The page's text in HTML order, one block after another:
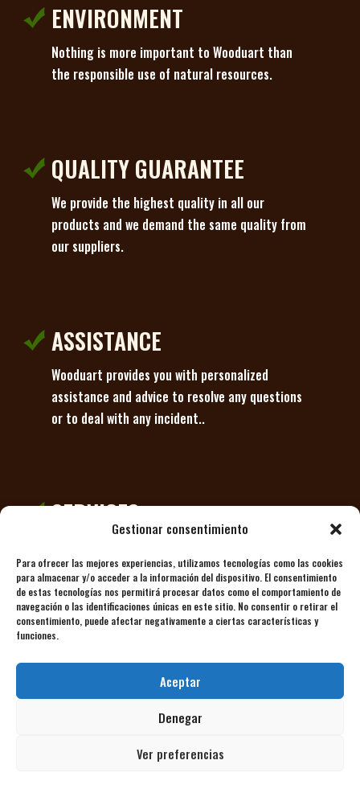
Gestionar consentimiento
Para ofrecer las mejores experiencias, utilizamos tecnologías como las cookies
para almacenar y/o acceder a la información del dispositivo. El consentimiento
de estas tecnologías nos permitirá procesar datos como el comportamiento de
navegación o las identificaciones únicas en este sitio. No consentir o retirar el
consentimiento, puede afectar negativamente a ciertas características y
funciones.
Aceptar
Denegar
Ver preferencias
ENVIRONMENT
Nothing is more important to Wooduart than
the responsible use of natural resources.
QUALITY GUARANTEE
We provide the highest quality in all our
products and we demand the same quality from
our suppliers.
ASSISTANCE
Wooduart provides you with personalized
assistance and advice to resolve any questions
or to deal with any incident..
SERVICES
distributes the highest quality products for
your garden or terrace: pergolas, decking,
vertical enclosures, decks, grass and wood care
products.
Política de privacidad|Condiciones Generales